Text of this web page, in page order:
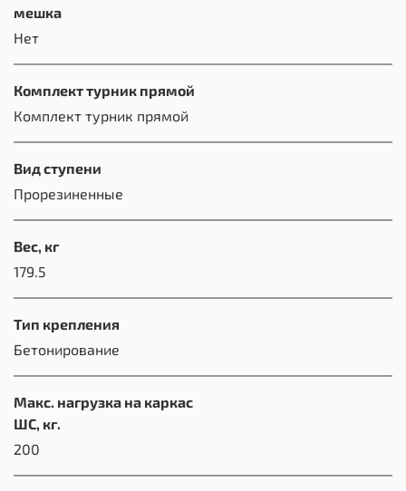
мешка
Нет
Комплект турник прямой
Комплект турник прямой
Вид ступени
Прорезиненные
Вес, кг
179.5
Тип крепления
Бетонирование
Макс. нагрузка на каркас
ШС, кг.
200